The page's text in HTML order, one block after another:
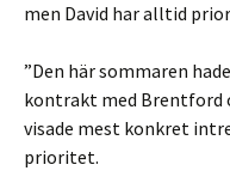
men David har alltid
”Den här sommaren
kontrakt med Brentford
visade mest konkret
prioritet.